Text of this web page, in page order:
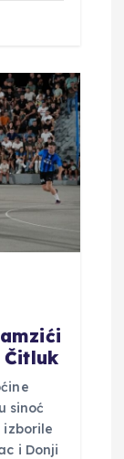
sinoć
izborile
i Donji